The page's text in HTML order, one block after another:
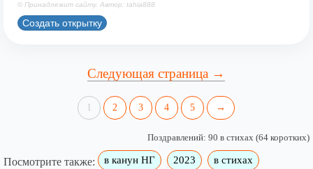
© Принадлежит сайту. Автор: tahia888
Создать открытку
Следующая страница →
1 2 3 4 5 →
Поздравлений: 90 в стихах (64 коротких)
Посмотрите также: в канун НГ 2023 в стихах